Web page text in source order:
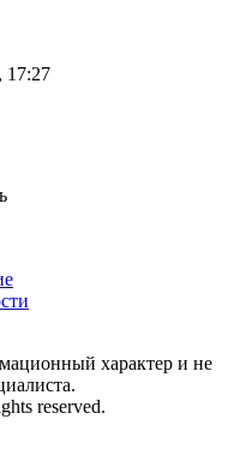
17:27
характер и не
reserved.